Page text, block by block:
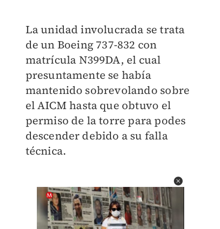
La unidad involucrada se trata
de un Boeing 737-832 con
matrícula N399DA, el cual
presuntamente se había
mantenido sobrevolando sobre
el AICM hasta que obtuvo el
permiso de la torre para podes
descender debido a su falla
técnica.